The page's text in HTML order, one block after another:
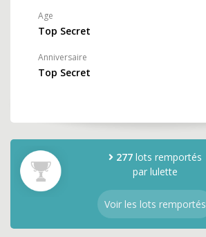
Age
Top Secret
Anniversaire
Top Secret
277lots remportés
par lulette
Voir les lots remportés